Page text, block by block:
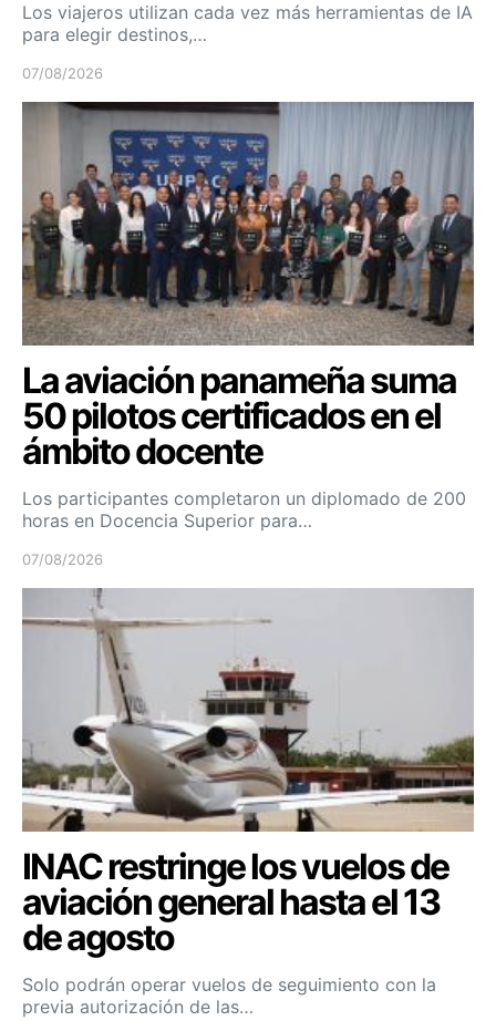
Los viajeros utilizan cada vez más herramientas de IA
para elegir destinos,…
07/08/2026
La aviación panameña suma
50 pilotos certificados en el
ámbito docente
Los participantes completaron un diplomado de 200
horas en Docencia Superior para…
07/08/2026
INAC restringe los vuelos de
aviación general hasta el 13
de agosto
Solo podrán operar vuelos de seguimiento con la
previa autorización de las…